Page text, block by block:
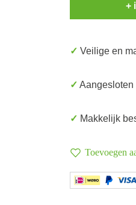
✓ Veilige en
✓
✓ Makkelijk
Toevoegen